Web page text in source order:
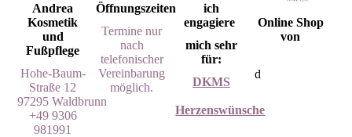
Andrea
Kosmetik
und
Fußpflege
Hohe-Baum-
Straße 12
97295 Waldbrunn
+49 9306
981991
Öffnungszeiten
Termine nur
nach
telefonischer
Vereinbarung
möglich.
ich
engagiere
mich sehr
für:
DKMS
Herzenswünsche
Online Shop
von
d